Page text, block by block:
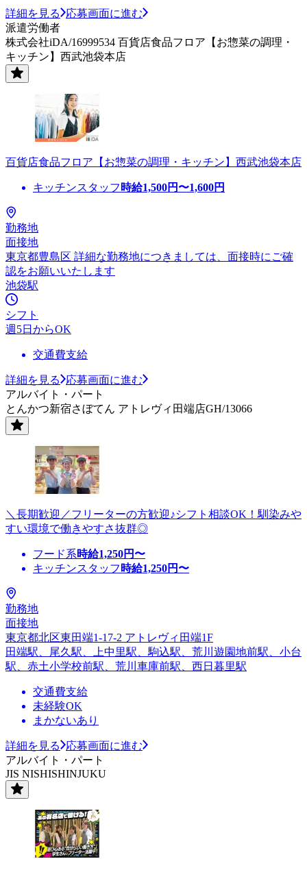
詳細を見る
応募画面に進む
派遣労働者
株式会社iDA/16999534 百貨店食品フロア【お惣菜の調理・
キッチン】西武池袋本店
百貨店食品フロア【お惣菜の調理・キッチン】西武池袋本店
キッチンスタッフ 時給1,500円〜1,600円
勤務地
面接地
東京都豊島区 詳細な勤務地につきましては、面接時にご確
認をお願いいたします
池袋駅
シフト
週5日からOK
交通費支給
詳細を見る
応募画面に進む
アルバイト・パート
とんかつ新宿さぼてん アトレヴィ田端店GH/13066
＼長期歓迎／フリーターの方歓迎♪シフト相談OK！馴染みや
すい環境で働きやすさ抜群◎
フード系時給1,250円〜
キッチンスタッフ 時給1,250円〜
勤務地
面接地
東京都北区東田端1-17-2 アトレヴィ田端1F
田端駅、尾久駅、上中里駅、駒込駅、荒川遊園地前駅、小台
駅、赤土小学校前駅、荒川車庫前駅、西日暮里駅
交通費支給
未経験OK
まかないあり
詳細を見る
応募画面に進む
アルバイト・パート
JIS NISHISHINJUKU